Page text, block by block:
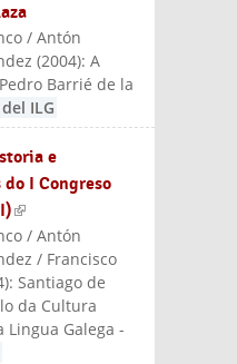
/ Antón
(2004):A
Barrié de la
ILG
e
I Congreso
(link is external)
/ Antón
/ Francisco
): Santiago de
da Cultura
Lingua Galega -